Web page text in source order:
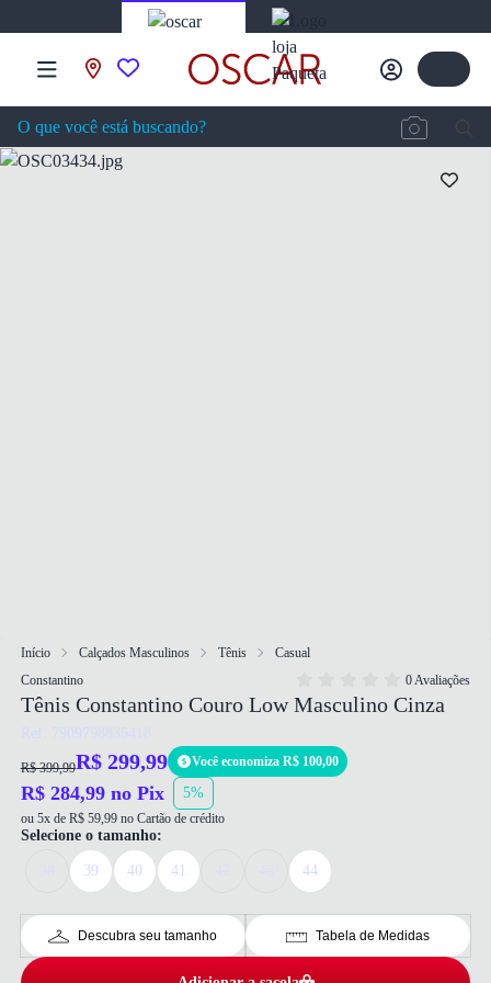
Início Calçados Masculinos Tênis
Casual
Constantino
0 Avaliações
Tênis Constantino Couro Low Masculino Cinza
Ref: 7909798835418
R$ 399,99R$ 299,99 Você economiza R$ 100,00
R$ 284,99 no Pix 5%
ou 5x de R$ 59,99 no Cartão de crédito
Selecione o tamanho:
39 40 41 44
Descubra seu tamanho Tabela de Medidas